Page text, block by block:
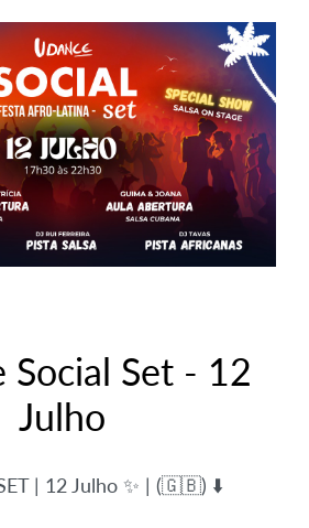
Social Set - 12
Julho
| 12 Julho ✨ | (🇬🇧) ⬇️